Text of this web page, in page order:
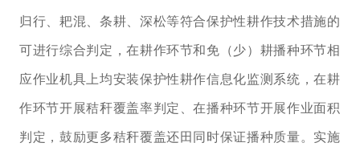
归行、耙混、条耕、深松等符合保护性耕作技术措施的
可进行综合判定，在耕作环节和免（少）耕播种环节相
应作业机具上均安装保护性耕作信息化监测系统，在耕
作环节开展秸秆覆盖率判定、在播种环节开展作业面积
判定，鼓励更多秸秆覆盖还田同时保证播种质量。实施